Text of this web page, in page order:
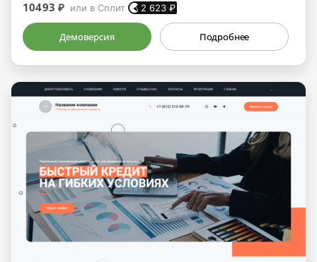
10493 ₽ или в Сплит 2 623 ₽
Демоверсия Подробнее